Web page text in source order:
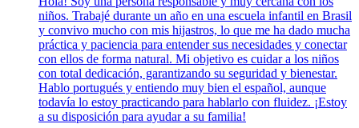
niños. Trabajé durante un año en una escuela infantil en Brasil
y convivo mucho con mis hijastros, lo que me ha dado mucha
práctica y paciencia para entender sus necesidades y conectar
con ellos de forma natural. Mi objetivo es cuidar a los niños
con total dedicación, garantizando su seguridad y bienestar.
Hablo portugués y entiendo muy bien el español, aunque
todavía lo estoy practicando para hablarlo con fluidez. ¡Estoy
a su disposición para ayudar a su familia!